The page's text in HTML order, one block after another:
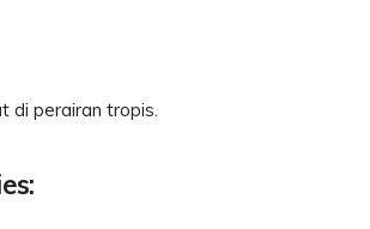
di perairan tropis.